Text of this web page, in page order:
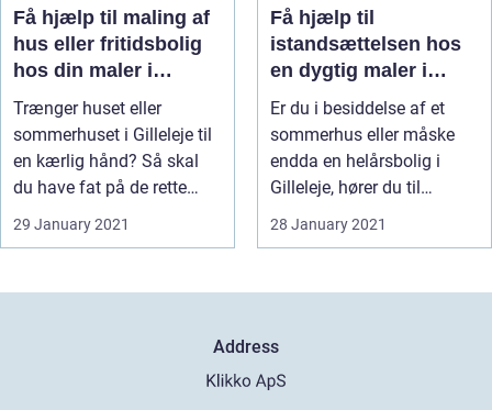
Få hjælp til maling af
hus eller fritidsbolig
hos din maler i
Gilleleje
Trænger huset eller
sommerhuset i Gilleleje til
en kærlig hånd? Så skal
du have fat på de rette
hånd...
29 January 2021
Få hjælp til
istandsættelsen hos
en dygtig maler i
Gilleleje
Er du i besiddelse af et
sommerhus eller måske
endda en helårsbolig i
Gilleleje, hører du til
blandt...
28 January 2021
Address